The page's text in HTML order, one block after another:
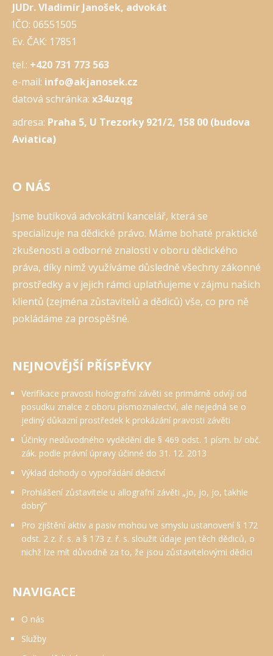
JUDr. Vladimír Janošek, advokát
IČO: 06551505
Ev. ČAK: 17851
tel.: +420 731 773 563
e-mail: info@akjanosek.cz
datová schránka: x34uzqg
adresa: Praha 5, U Trezorky 921/2, 158 00 (budova
Aviatica)
O NÁS
Jsme butiková advokátní kancelář, která se
specializuje na dědické právo. Máme bohaté praktické
zkušenosti a odborné znalosti v oboru dědického
práva, díky nimž využíváme důsledně všechny zákonné
prostředky a v jejich rámci uplatňujeme v zájmu našich
klientů (zejména zůstavitelů a dědiců) vše, co pro ně
pokládáme za prospěšné.
NEJNOVĚJŠÍ PŘÍSPĚVKY
Verifikace pravosti holografní závěti se primárně odvíjí od
posudku znalce z oboru písmoznalectví, ale nejedná se o
jediný důkazní prostředek k prokázání pravosti závěti
Účinky nedůvodného vydědění dle § 469 odst. 1 písm. b/ obč.
zák. podle právní úpravy účinné do 31. 12. 2013
Výklad dohody o vypořádání dědictví
Prohlášení zůstavitele u allografní závěti „jo, jo, jo, takhle
dobrý“
Pro zjištění aktiv a pasiv mohou ve smyslu ustanovení § 172
odst. 2 z. ř. s. a § 173 z. ř. s. sloužit údaje jen těch dědiců, o
nichž lze mít důvodně za to, že jsou zůstavitelovými dědici
NAVIGACE
O nás
Služby